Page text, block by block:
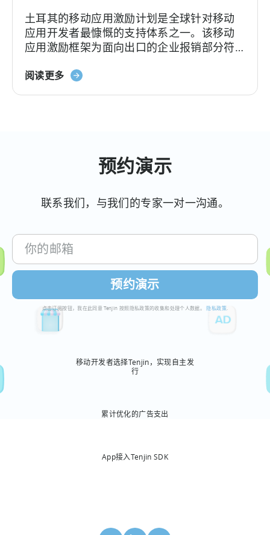
土耳其的移动应用激励计划是全球针对移动
应用开发者最慷慨的支持体系之一。该移动
应用激励框架为面向出口的企业报销部分符
场准入费用，具体支持力度和上限因类别及
阅读更多
预约演示
联系我们，与我们的专家一对一沟通。
点击订阅按钮，我在此同意 Tenjin 按照隐私政策的收集和处理个人数据。隐私政策.
移动开发者选择Tenjin，实现自主发
行
累计优化的广告支出
App接入Tenjin SDK